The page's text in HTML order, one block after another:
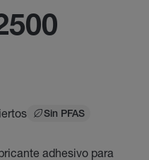
Sin PFAS
adhesivo para